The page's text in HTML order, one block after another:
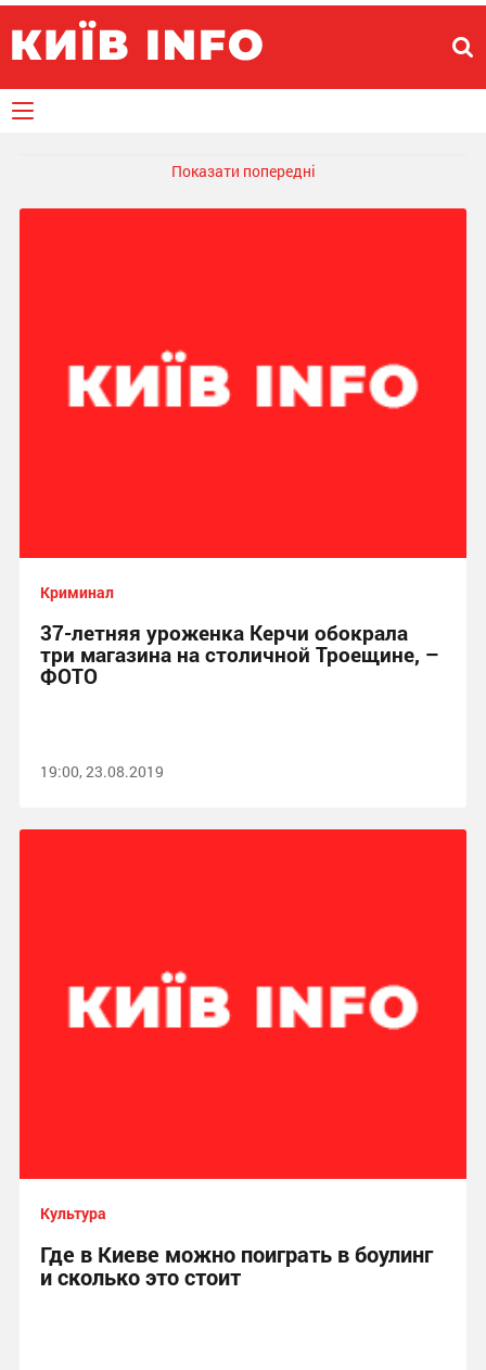
Показати попередні
Криминал
37-летняя уроженка Керчи обокрала
три магазина на столичной Троещине, –
ФОТО
19:00, 23.08.2019
Культура
Где в Киеве можно поиграть в боулинг
и сколько это стоит